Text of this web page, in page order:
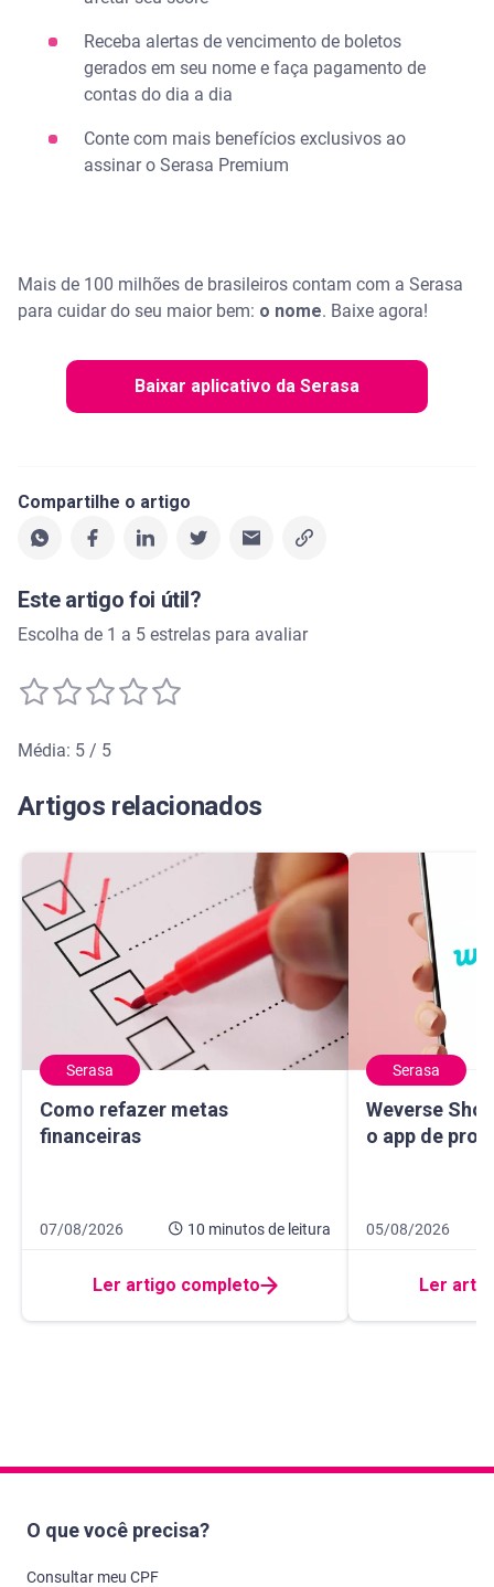
Receba alertas de vencimento de boletos
gerados em seu nome​ e faça pagamento de
contas do dia a dia
Conte com mais benefícios exclusivos ao
assinar o Serasa Premium
Mais de 100 milhões de brasileiros contam com a Serasa
para cuidar do seu maior bem: o nome. ​Baixe agora!
Baixar aplicativo da Serasa
Compartilhe o artigo
Este artigo foi útil?
Escolha de 1 a 5 estrelas para avaliar
Média: 5 / 5
Artigos relacionados
Serasa
Como refazer metas
financeiras
Como refazer metas financeiras
Data de publicação 7 de agosto de 2026
07/08/2026 10 minutosde leitura
10 minutos de leitura
Ler artigo completo
Serasa
Weverse
o app de
Weverse Shop:
Data de
05/08/2026
10 minutos de
Ler
O que você precisa?
Consultar meu CPF